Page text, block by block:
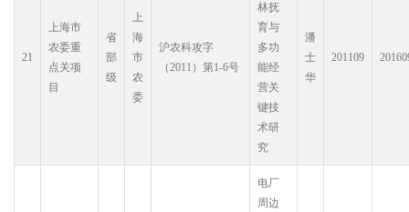
21
上海市
农委重
点关项
目
省
部
级
上
海
市
农
委
沪农科攻字
（2011）第1-6号
林抚
育与
多功
能经
营关
键技
术研
究
潘
士
华
201109
电厂
周边